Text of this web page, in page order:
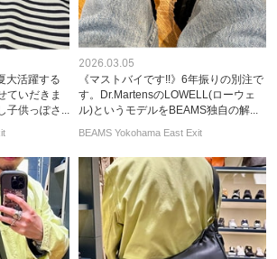
大活躍する
ていだきま
供っぽさ...
2026.03.05
《マストバイです!!》6年振りの別注で
す。Dr.MartensのLOWELL(ローウェ
ル)というモデルをBEAMS独自の解...
BEAMS Yokohama East Exit